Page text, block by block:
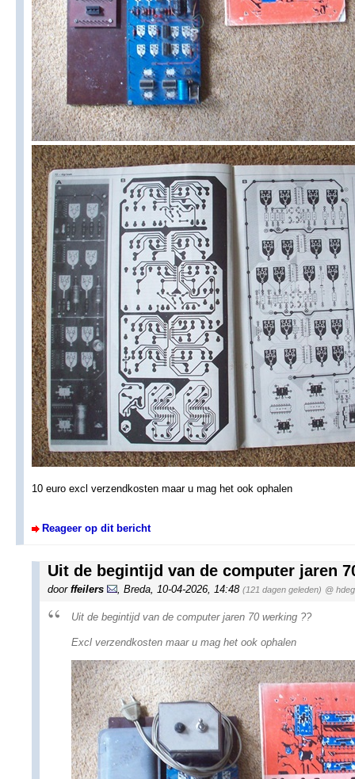
10 euro excl verzendkosten maar u mag het ook ophalen
Reageer op dit bericht
Uit de begintijd van de computer jaren
door ffeilers , Breda, 10-04-2026, 14:48 (121 dagen geleden) @
Uit de begintijd van de computer jaren 70 werking ??
Excl verzendkosten maar u mag het ook ophalen